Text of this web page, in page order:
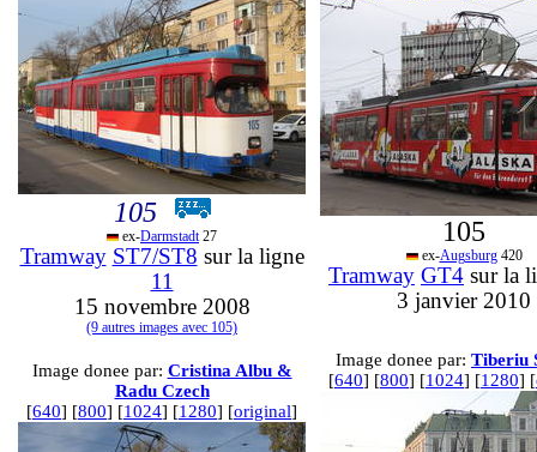
105
ex-Darmstadt27
Tramway ST7/ST8 sur la ligne
11
15 novembre 2008
(9 autres images avec 105)
105
ex-Augsburg420
Tramway GT4 sur la
3 janvier 2010
Image donee par: Cristina Albu &
Radu Czech
[640] [800] [1024] [1280] [original]
Image donee par: Tiberiu
[640] [800] [1024] [1280] [